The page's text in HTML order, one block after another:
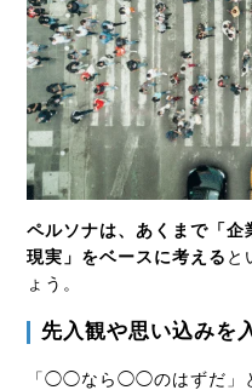
ペルソナは、あくまで「
現実」をベースに考える と
ょう。
先入観や思い込みを
「◯◯なら◯◯のはずだ」